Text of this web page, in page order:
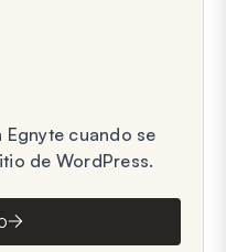
Egnyte cuando se
de WordPress.